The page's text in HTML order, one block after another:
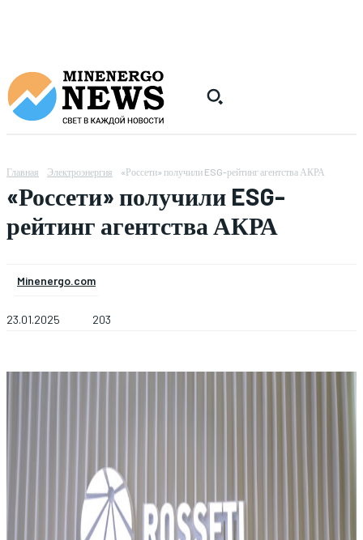
Главная Электроэнергия «Россети» получили ESG-рейтинг агентства АКРА
«Россети» получили ESG-
рейтинг агентства АКРА
Minenergo.com
23.01.2025 203